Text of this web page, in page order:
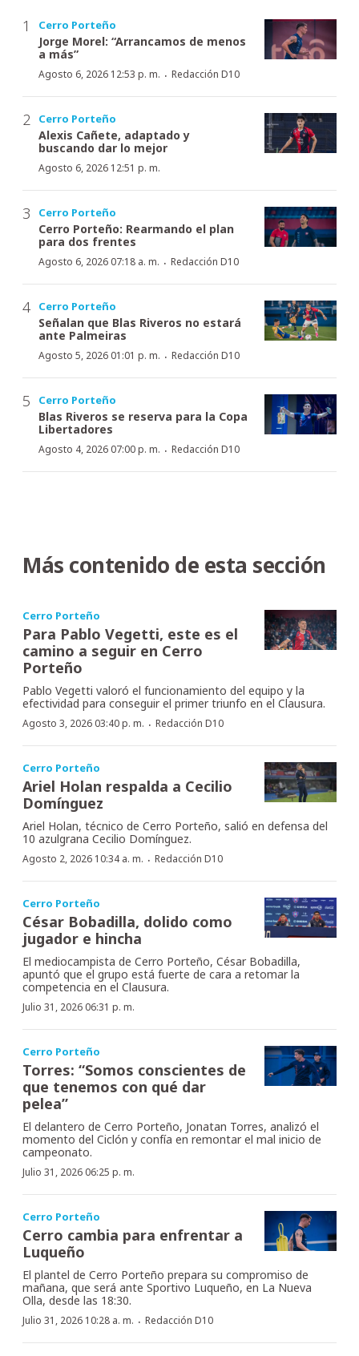
Cerro Porteño
Jorge Morel: “Arrancamos de menos
a más”
Agosto 6, 2026 12:53 p. m. · Redacción D10
Cerro Porteño
Alexis Cañete, adaptado y
buscando dar lo mejor
Agosto 6, 2026 12:51 p. m.
Cerro Porteño
Cerro Porteño: Rearmando el plan
para dos frentes
Agosto 6, 2026 07:18 a. m. · Redacción D10
Cerro Porteño
Señalan que Blas Riveros no estará
ante Palmeiras
Agosto 5, 2026 01:01 p. m. · Redacción D10
Cerro Porteño
Blas Riveros se reserva para la Copa
Libertadores
Agosto 4, 2026 07:00 p. m. · Redacción D10
Más contenido de esta sección
Cerro Porteño
Para Pablo Vegetti, este es el
camino a seguir en Cerro
Porteño
Pablo Vegetti valoró el funcionamiento del equipo y la
efectividad para conseguir el primer triunfo en el Clausura.
Agosto 3, 2026 03:40 p. m. · Redacción D10
Cerro Porteño
Ariel Holan respalda a Cecilio
Domínguez
Ariel Holan, técnico de Cerro Porteño, salió en defensa del
10 azulgrana Cecilio Domínguez.
Agosto 2, 2026 10:34 a. m. · Redacción D10
Cerro Porteño
César Bobadilla, dolido como
jugador e hincha
El mediocampista de Cerro Porteño, César Bobadilla,
apuntó que el grupo está fuerte de cara a retomar la
competencia en el Clausura.
Julio 31, 2026 06:31 p. m.
Cerro Porteño
Torres: “Somos conscientes de
que tenemos con qué dar
pelea”
El delantero de Cerro Porteño, Jonatan Torres, analizó el
momento del Ciclón y confía en remontar el mal inicio de
campeonato.
Julio 31, 2026 06:25 p. m.
Cerro Porteño
Cerro cambia para enfrentar a
Luqueño
El plantel de Cerro Porteño prepara su compromiso de
mañana, que será ante Sportivo Luqueño, en La Nueva
Olla, desde las 18:30.
Julio 31, 2026 10:28 a. m. · Redacción D10